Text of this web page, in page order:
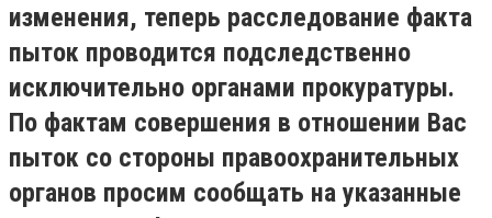
изменения, теперь расследование факта
пыток проводится подследственно
исключительно органами прокуратуры.
По фактам совершения в отношении Вас
пыток со стороны правоохранительных
органов просим сообщать на указанные